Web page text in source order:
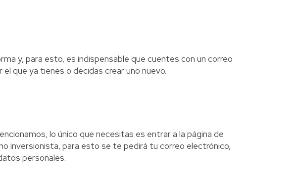
y, para esto, es indispensable que cuentes con un correo
que ya tienes o decidas crear uno nuevo.
lo único que necesitas es entrar a la página de
inversionista, para esto se te pedirá tu correo electrónico,
personales.